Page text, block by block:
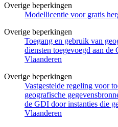
Overige beperkingen
Modellicentie voor gratis
Overige beperkingen
Toegang en gebruik van
diensten toegevoegd aan
Vlaanderen
Overige beperkingen
Vastgestelde regeling voor
geografische
de GDI door instanties die
Vlaanderen